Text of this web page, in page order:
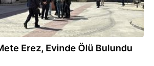
Erez, Evinde Ölü Bulundu